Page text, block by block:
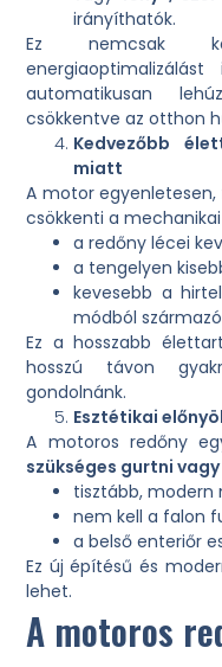
irányíthatók.
Ez nemcsak
automatikusan
csökkentve az otthon
Kedvezőbb
miatt
A motor
csökkenti a
a redőny lécei
a tengelyen
kevesebb a
módból
Ez a hosszabb
hosszú távon
gondolnánk.
Esztétikai
A motoros redőny
szükséges gurtni
tisztább, modern
nem kell a falon
a belső enteriőr
Ez új építésű és
lehet.
A motoros